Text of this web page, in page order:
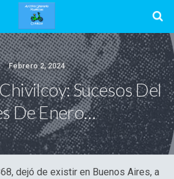
Febrero 2, 2024
Sucesos Del
De Enero…
dejó de existir en Buenos Aires, a